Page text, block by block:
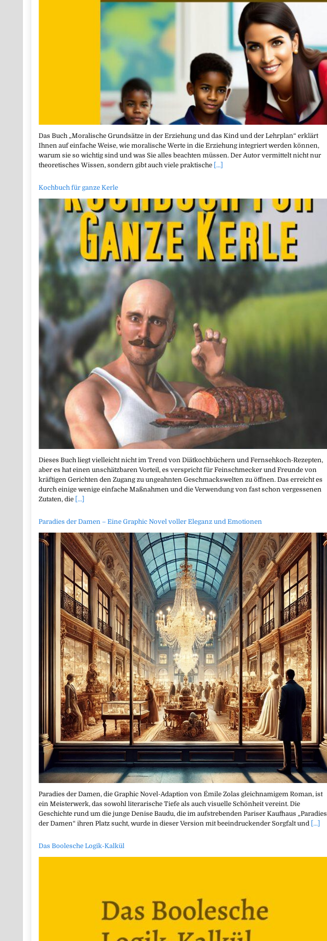
Das Buch „Moralische Grundsätze in der Erziehung und das Kind und der Lehrplan“ erklärt
Ihnen auf einfache Weise, wie moralische Werte in die Erziehung integriert werden können,
warum sie so wichtig sind und was Sie alles beachten müssen. Der Autor vermittelt nicht nur
theoretisches Wissen, sondern gibt auch viele praktische [...]
Kochbuch für ganze Kerle
Dieses Buch liegt vielleicht nicht im Trend von Diätkochbüchern und Fernsehkoch-Rezepten,
aber es hat einen unschätzbaren Vorteil, es verspricht für Feinschmecker und Freunde von
kräftigen Gerichten den Zugang zu ungeahnten Geschmackswelten zu öffnen. Das erreicht es
durch einige wenige einfache Maßnahmen und die Verwendung von fast schon vergessenen
Zutaten, die [...]
Paradies der Damen – Eine Graphic Novel voller Eleganz und Emotionen
Paradies der Damen, die Graphic Novel-Adaption von Émile Zolas gleichnamigem Roman, ist
ein Meisterwerk, das sowohl literarische Tiefe als auch visuelle Schönheit vereint. Die
Geschichte rund um die junge Denise Baudu, die im aufstrebenden Pariser Kaufhaus „Paradies
der Damen“ ihren Platz sucht, wurde in dieser Version mit beeindruckender Sorgfalt und [...]
Das Boolesche Logik-Kalkül